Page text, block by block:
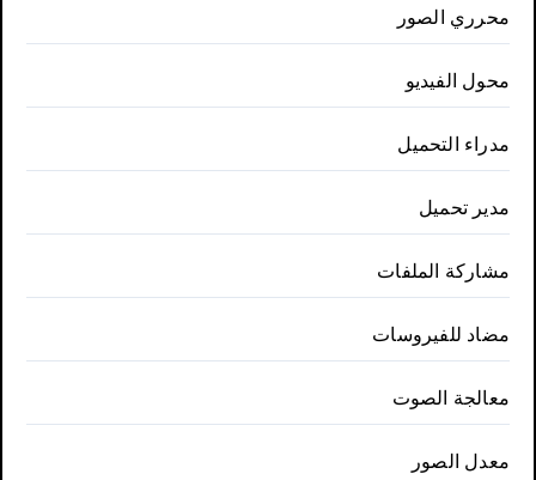
محرري الصور
محول الفيديو
مدراء التحميل
مدير تحميل
مشاركة الملفات
مضاد للفيروسات
معالجة الصوت
معدل الصور